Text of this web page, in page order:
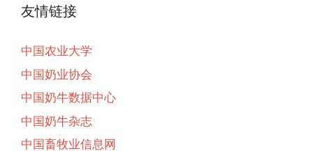
友情链接
中国农业大学
中国奶业协会
中国奶牛数据中心
中国奶牛杂志
中国畜牧业信息网